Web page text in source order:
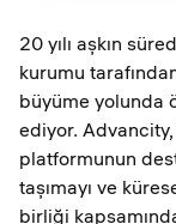
20 yılı aşkın
kurumu
büyüme yolunda
ediyor.
platformunun
taşımayı ve
birliği